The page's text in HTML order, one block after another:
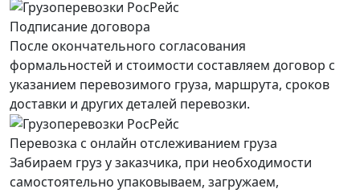
Подписание договора
После окончательного согласования
формальностей и стоимости составляем договор с
указанием перевозимого груза, маршрута, сроков
доставки и других деталей перевозки.
Перевозка с онлайн отслеживанием груза
Забираем груз у заказчика, при необходимости
самостоятельно упаковываем, загружаем,